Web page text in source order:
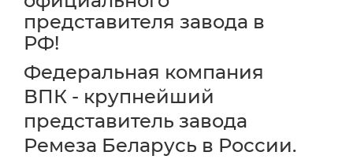
Федеральная компания
ВПК - крупнейший
представитель завода
Ремеза Беларусь в России.
представителя завода в
РФ!